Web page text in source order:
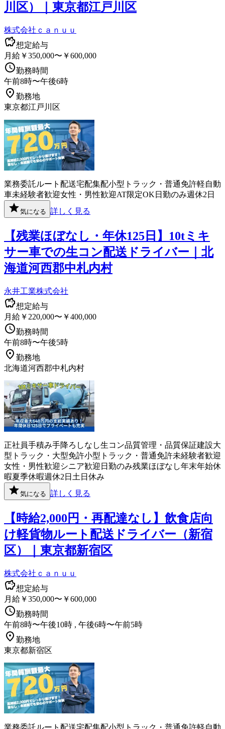
川区）｜東京都江戸川区
株式会社ｃａｎｕｕ
想定給与
月給￥350,000〜￥600,000
勤務時間
午前8時〜午後6時
勤務地
東京都江戸川区
業務委託ルート配送宅配集配小型トラック・普通免許軽自動
車未経験者歓迎女性・男性歓迎AT限定OK 日勤のみ週休2日
気になる 詳しく見る
【残業ほぼなし・年休125日】10tミキ
サー車での生コン配送ドライバー｜北
海道河西郡中札内村
永井工業株式会社
想定給与
月給￥220,000〜￥400,000
勤務時間
午前8時〜午後5時
勤務地
北海道河西郡中札内村
正社員手積み手降ろしなし生コン品質管理・品質保証建設大
型トラック・大型免許小型トラック・普通免許未経験者歓迎
女性・男性歓迎 シニア歓迎 日勤のみ残業ほぼなし年末年始休
暇夏季休暇週休2日 土日休み
気になる 詳しく見る
【時給2,000円・再配達なし】飲食店向
け軽貨物ルート配送ドライバー（新宿
区）｜東京都新宿区
株式会社ｃａｎｕｕ
想定給与
月給￥350,000〜￥600,000
勤務時間
午前8時〜午後10時 , 午後6時〜午前5時
勤務地
東京都新宿区
業務委託ルート配送宅配集配小型トラック・普通免許軽自動